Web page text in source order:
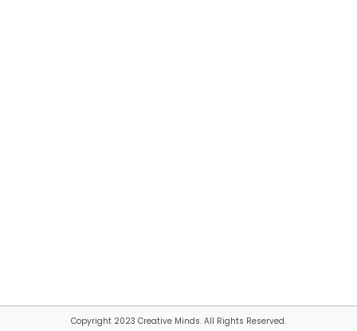
Copyright 2023 Creative Minds. All Rights Reserved.